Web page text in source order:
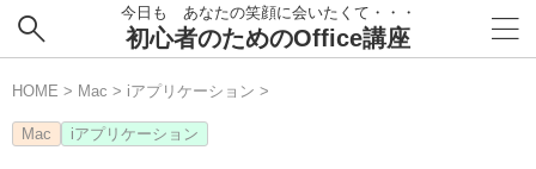
今日も あなたの笑顔に会いたくて・・・
初心者のためのOffice講座
HOME > Mac > iアプリケーション >
Mac iアプリケーション